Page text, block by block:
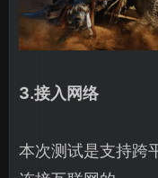
3.接入网络
本次测试是支持跨